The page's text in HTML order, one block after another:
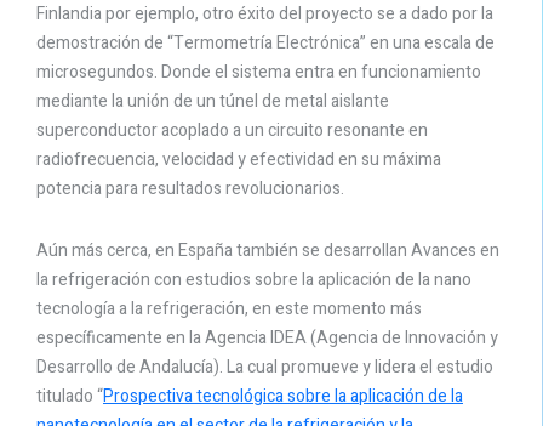
Finlandia por ejemplo, otro éxito del proyecto se a dado por la
demostración de “Termometría Electrónica” en una escala de
microsegundos. Donde el sistema entra en funcionamiento
mediante la unión de un túnel de metal aislante
superconductor acoplado a un circuito resonante en
radiofrecuencia, velocidad y efectividad en su máxima
potencia para resultados revolucionarios.
Aún más cerca, en España también se desarrollan Avances en
la refrigeración con estudios sobre la aplicación de la nano
tecnología a la refrigeración, en este momento más
específicamente en la Agencia IDEA (Agencia de Innovación y
Desarrollo de Andalucía). La cual promueve y lidera el estudio
titulado “Prospectiva tecnológica sobre la aplicación de la